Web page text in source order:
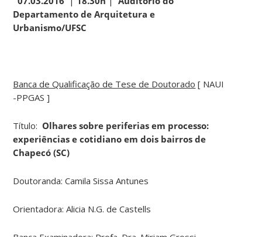
Departamento de Arquitetura e
Urbanismo/UFSC
Banca de Qualificação de Tese de Doutorado [ NAUI
-PPGAS ]
Título: Olhares sobre periferias em processo:
experiências e cotidiano em dois bairros de
Chapecó (SC)
Doutoranda: Camila Sissa Antunes
Orientadora: Alicia N.G. de Castells